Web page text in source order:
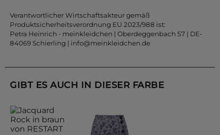
Verantwortlicher Wirtschaftsakteur gemäß
Produktsicherheitsverordnung EU 2023/988 ist:
Petra Heinrich - meinkleidchen | Oberdeggenbach 57 | DE-
84069 Schierling | info@meinkleidchen.de
GIBT ES AUCH IN DIESER FARBE